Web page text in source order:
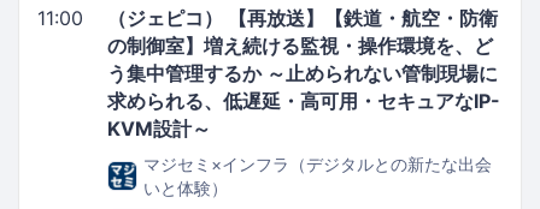
11:00
（ジェピコ） 【再放送】【鉄道・航空・防衛
の制御室】増え続ける監視・操作環境を、ど
う集中管理するか ～止められない管制現場に
求められる、低遅延・高可用・セキュアなIP-
KVM設計～
マジセミ×インフラ（デジタルとの新たな出会
いと体験）